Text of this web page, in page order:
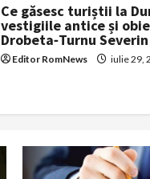
Ce găsesc turiștii la
vestigiile antice și
Drobeta‑Turnu Severin
Editor RomNews iulie 29,